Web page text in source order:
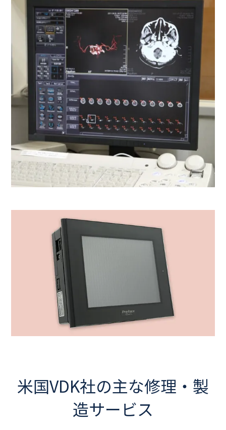
米国VDK社の主な修理・製
造サービス